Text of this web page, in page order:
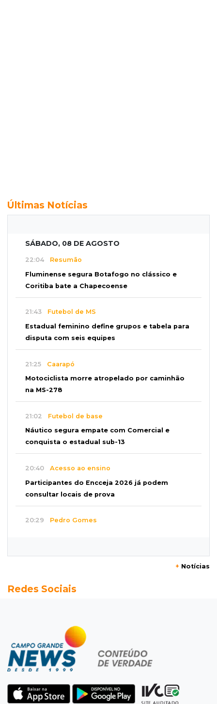
Últimas Notícias
SÁBADO, 08 DE AGOSTO
22:04 Resumão
Fluminense segura Botafogo no clássico e
Coritiba bate a Chapecoense
21:43 Futebol de MS
Estadual feminino define grupos e tabela para
disputa com seis equipes
21:25 Caarapó
Motociclista morre atropelado por caminhão
na MS-278
21:02 Futebol de base
Náutico segura empate com Comercial e
conquista o estadual sub-13
20:40 Acesso ao ensino
Participantes do Encceja 2026 já podem
consultar locais de prova
20:29 Pedro Gomes
Pantanal treina em Goiânia antes de jogo que
Campeonato Brasileiro
Remo busca empate com Atlético-MG e segue
na zona de rebaixamento
Defesa diz que preso suspeito de sequestro
só emprestou casa a conhecido
+ Notícias
Redes Sociais